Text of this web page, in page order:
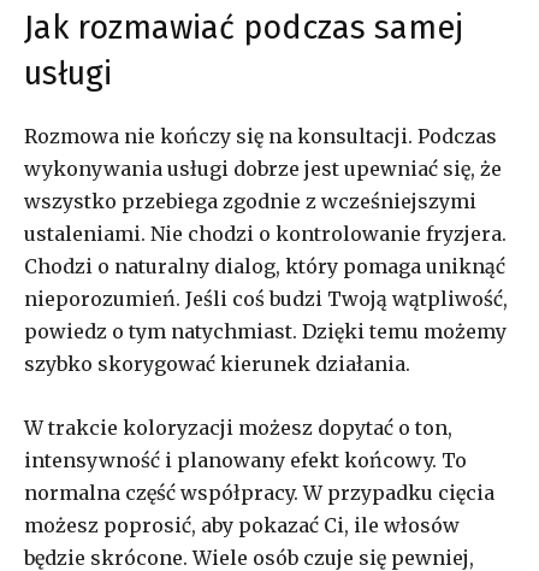
Jak rozmawiać podczas samej
usługi
Rozmowa nie kończy się na konsultacji. Podczas
wykonywania usługi dobrze jest upewniać się, że
wszystko przebiega zgodnie z wcześniejszymi
ustaleniami. Nie chodzi o kontrolowanie fryzjera.
Chodzi o naturalny dialog, który pomaga uniknąć
nieporozumień. Jeśli coś budzi Twoją wątpliwość,
powiedz o tym natychmiast. Dzięki temu możemy
szybko skorygować kierunek działania.
W trakcie koloryzacji możesz dopytać o ton,
intensywność i planowany efekt końcowy. To
normalna część współpracy. W przypadku cięcia
możesz poprosić, aby pokazać Ci, ile włosów
będzie skrócone. Wiele osób czuje się pewniej,